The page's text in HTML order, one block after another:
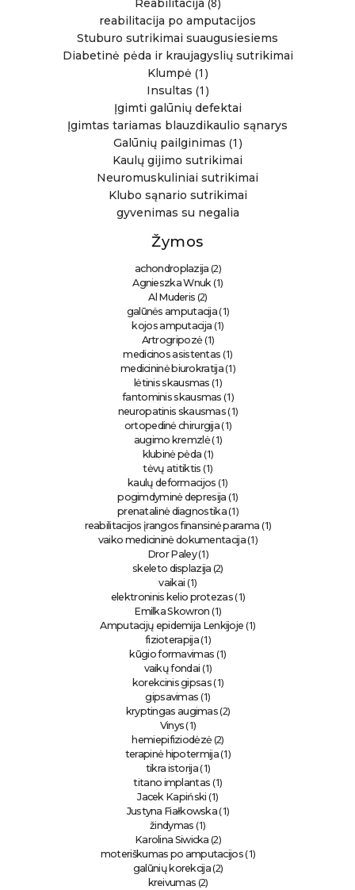
Reabilitacija
reabilitacija po amputacijos
Stuburo sutrikimai suaugusiesiems
Diabetinė pėda ir kraujagyslių sutrikimai
Klumpė (1)
Insultas (1)
Įgimti galūnių defektai
Įgimtas tariamas blauzdikaulio sąnarys
Galūnių pailginimas (1)
Kaulų gijimo sutrikimai
Neuromuskuliniai sutrikimai
Klubo sąnario sutrikimai
gyvenimas su negalia
Žymos
achondroplazija (2)
Agnieszka Wnuk(1)
Al Muderis (2)
galūnės amputacija (1)
kojos amputacija (1)
Artrogripozė(1)
medicinos asistentas (1)
medicininė biurokratija(1)
lėtinis skausmas (1)
fantominis skausmas (1)
neuropatinis skausmas (1)
ortopedinė chirurgija (1)
augimo kremzlė(1)
klubinė pėda (1)
tėvų atitiktis (1)
kaulų deformacijos (1)
pogimdyminė depresija (1)
prenatalinė diagnostika(1)
reabilitacijos įrangos finansinė parama (1)
vaiko medicininė dokumentacija(1)
Dror Paley(1)
skeleto displazija (2)
vaikai (1)
elektroninis kelio protezas(1)
Emilka Skowron (1)
Amputacijų epidemija Lenkijoje (1)
fizioterapija(1)
kūgio formavimas (1)
vaikų fondai (1)
korekcinis gipsas(1)
gipsavimas (1)
kryptingas augimas (2)
Vinys (1)
hemiepifiziodėzė(2)
terapinė hipotermija(1)
tikra istorija (1)
titano implantas (1)
Jacek Kapiński (1)
Justyna Fiałkowska (1)
žindymas (1)
Karolina Siwicka (2)
moteriškumas po amputacijos(1)
galūnių korekcija(2)
kreivumas (2)